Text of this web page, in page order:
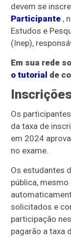
devem se
Participante ,
Estudos e
(Inep),
Em sua rede
o tutorial de
Os
da taxa de
em 2024
no exame.
Os estudantes
pública,
solicitados e
participação
pagarão a taxa